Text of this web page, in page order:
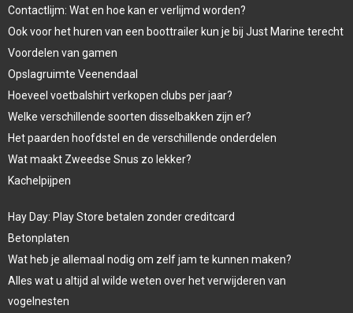
Contactlijm: Wat en hoe kan er verlijmd worden?
Ook voor het huren van een boottrailer kun je bij Just Marine terecht
Voordelen van gamen
Opslagruimte Veenendaal
Hoeveel voetbalshirt verkopen clubs per jaar?
Welke verschillende soorten disselbakken zijn er?
Het paarden hoofdstel en de verschillende onderdelen
Wat maakt Zweedse Snus zo lekker?
Kachelpijpen
Hay Day: Play Store betalen zonder creditcard
Betonplaten
Wat heb je allemaal nodig om zelf jam te kunnen maken?
Alles wat u altijd al wilde weten over het verwijderen van
vogelnesten